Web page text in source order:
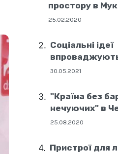
простору в
25.02.2020
Соціальні ідеї
державному
30.05.2021
"Країна без
нечуючих" в
25.08.2020
Пристрої для